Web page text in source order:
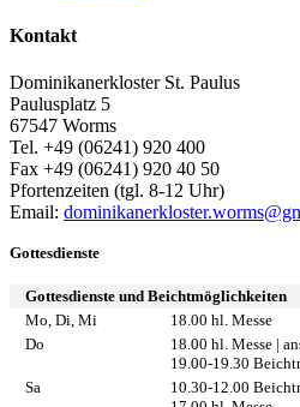
Kontakt
Dominikanerkloster St. Paulus
Paulusplatz 5
67547 Worms
Tel. +49 (06241) 920 400
Fax +49 (06241) 920 40 50
Pfortenzeiten (tgl. 8-12 Uhr)
Email:
Gottesdienste
Gottesdienste und Beichtmöglichkeiten
Mo, Di, Mi
18.00 hl. Messe
Do
18.00 hl. Messe |
19.00-19.30
Sa
10.30-12.00